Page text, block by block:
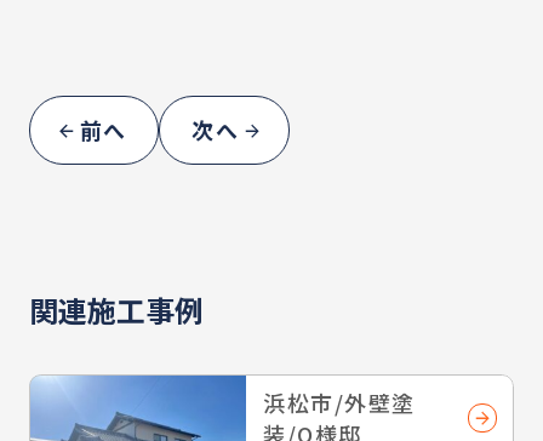
前へ 次へ
関連施工事例
浜松市/外壁塗
装/O様邸